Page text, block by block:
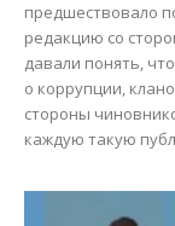
предшествовало
редакцию со
давали понять,
о коррупции,
стороны
каждую такую